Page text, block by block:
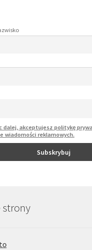
dalej, akceptujesz politykę
wiadomości reklamowych.
strony